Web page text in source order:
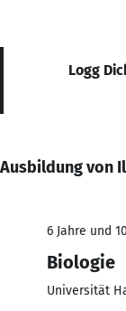
Logg
Ausbildung von
6 Jahre und
Biologie
Universität